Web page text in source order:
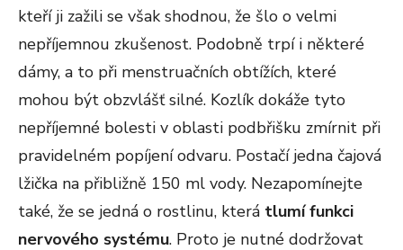
kteří ji zažili se však shodnou, že šlo o velmi
nepříjemnou zkušenost. Podobně trpí i některé
dámy, a to při menstruačních obtížích, které
mohou být obzvlášť silné. Kozlík dokáže tyto
nepříjemné bolesti v oblasti podbřišku zmírnit při
pravidelném popíjení odvaru. Postačí jedna čajová
lžička na přibližně 150 ml vody. Nezapomínejte
také, že se jedná o rostlinu, která tlumí funkci
nervového systému. Proto je nutné dodržovat